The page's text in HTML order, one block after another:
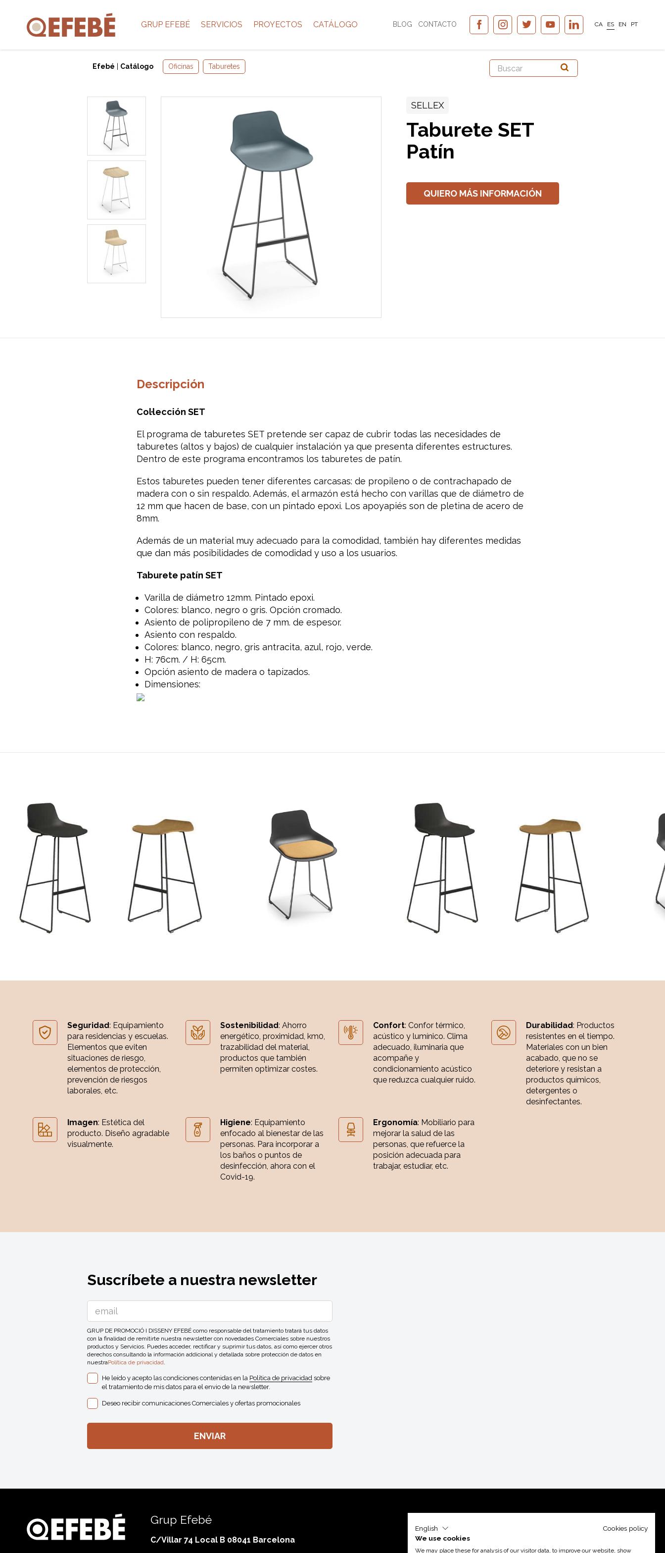
GRUP EFEBÉ SERVICIOS PROYECTOS CATÁLOGO BLOG CONTACTO CA ES EN PT
Efebé Catálogo Oficinas Taburetes
SELLEX
Taburete SET
Patín
QUIERO MÁS INFORMACIÓN
Descripción
Col·lección SET
El programa de taburetes SET pretende ser capaz de cubrir todas las necesidades de
taburetes (altos y bajos) de cualquier instalación ya que presenta diferentes estructures.
Dentro de este programa encontramos los taburetes de patín.
Estos taburetes pueden tener diferentes carcasas: de propileno o de contrachapado de
madera con o sin respaldo. Además, el armazón está hecho con varillas que de diámetro de
12 mm que hacen de base, con un pintado epoxi. Los apoyapiés son de pletina de acero de
8mm.
Además de un material muy adecuado para la comodidad, también hay diferentes medidas
que dan más posibilidades de comodidad y uso a los usuarios.
Taburete patín SET
Varilla de diámetro 12mm. Pintado epoxi.
Colores: blanco, negro o gris. Opción cromado.
Asiento de polipropileno de 7 mm. de espesor.
Asiento con respaldo.
Colores: blanco, negro, gris antracita, azul, rojo, verde.
H: 76cm. / H: 65cm.
Opción asiento de madera o tapizados.
Dimensiones:
Seguridad: Equipamiento
para residencias y escuelas.
Elementos que eviten
situaciones de riesgo,
elementos de protección,
prevención de riesgos
laborales, etc.
Sostenibilidad: Ahorro
energético, proximidad, km0,
trazabilidad del material,
productos que también
permiten optimizar costes.
Confort: Confor térmico,
acústico y lumínico. Clima
adecuado, iluminaria que
acompañe y
condicionamiento acústico
que reduzca cualquier ruido.
Durabilidad: Productos
resistentes en el tiempo.
Materiales con un bien
acabado, que no se
deteriore y resistan a
productos químicos,
detergentes o
desinfectantes.
Imagen: Estética del
producto. Diseño agradable
visualmente.
Higiene: Equipamiento
enfocado al bienestar de las
personas. Para incorporar a
los baños o puntos de
desinfección, ahora con el
Covid-19.
Ergonomía: Mobiliario para
mejorar la salud de las
personas, que refuerce la
posición adecuada para
trabajar, estudiar, etc.
Suscríbete a nuestra newsletter
GRUP DE PROMOCIÓ I DISSENY EFEBÉ como responsable del tratamiento tratará tus datos
con la finalidad de remitirte nuestra newsletter con novedades Comerciales sobre nuestros
productos y Servicios. Puedes acceder, rectificar y suprimir tus datos, así como ejercer otros
derechos consultando la información addicional y detallada sobre protección de datos en
nuestraPolítica de privacidad
He leído y acepto las condiciones contenidas en la Política de privacidad sobre
el tratamiento de mis datos para el envio de la newsletter.
Deseo recibir comunicaciones Comerciales y ofertas promocionales
Grup Efebé
C/Villar 74 Local B 08041 Barcelona
English
Cookies policy
We use cookies
We may place these for analysis of our visitor data, to improve our website, show